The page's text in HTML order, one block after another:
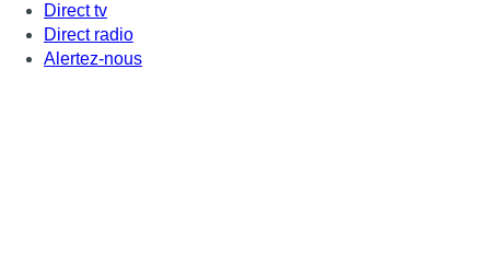
Direct tv
Direct radio
Alertez-nous